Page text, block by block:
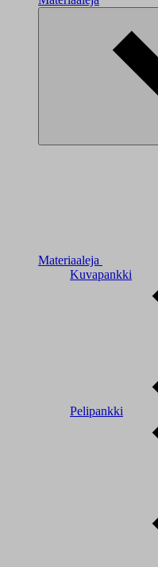
Materiaaleja
Kuvapankki
Pelipankki